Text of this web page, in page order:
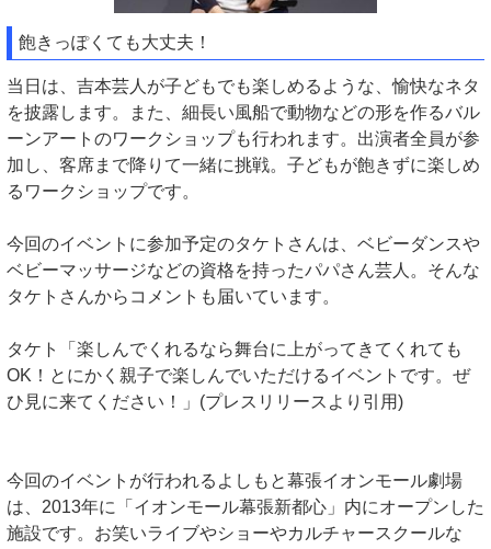
飽きっぽくても大丈夫！
当日は、吉本芸人が子どもでも楽しめるような、愉快なネタ
を披露します。また、細長い風船で動物などの形を作るバル
ーンアートのワークショップも行われます。出演者全員が参
加し、客席まで降りて一緒に挑戦。子どもが飽きずに楽しめ
るワークショップです。
今回のイベントに参加予定のタケトさんは、ベビーダンスや
ベビーマッサージなどの資格を持ったパパさん芸人。そんな
タケトさんからコメントも届いています。
タケト「楽しんでくれるなら舞台に上がってきてくれても
OK！とにかく親子で楽しんでいただけるイベントです。ぜ
ひ見に来てください！」(プレスリリースより引用)
今回のイベントが行われるよしもと幕張イオンモール劇場
は、2013年に「イオンモール幕張新都心」内にオープンした
施設です。お笑いライブやショーやカルチャースクールな